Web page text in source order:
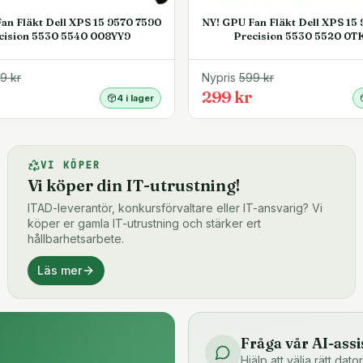
Fläkt Dell XPS 15 9570 7590
5530 5540 008YY9
kr
4 i lager
NY! GPU Fan Fläkt Dell XPS 15
Precision 5530 5520
Nypris 599kr
299 kr
VI KÖPER
Vi köper din IT-utrustning!
ITAD-leverantör, konkursförvaltare eller IT-ansvarig? Vi
köper er gamla IT-utrustning och stärker ert
hållbarhetsarbete.
Läs mer
Fråga vår AI-
Hjälp att välja rätt